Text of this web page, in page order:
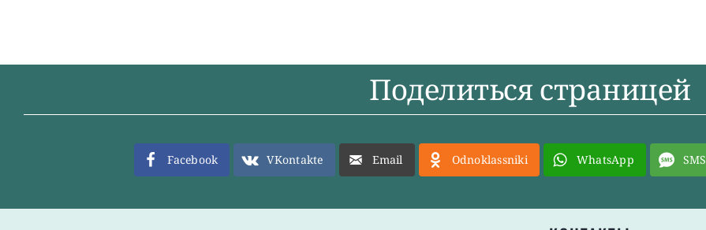
Поделиться страницей
Facebook VKontakte Email Odnoklassniki WhatsApp SMS